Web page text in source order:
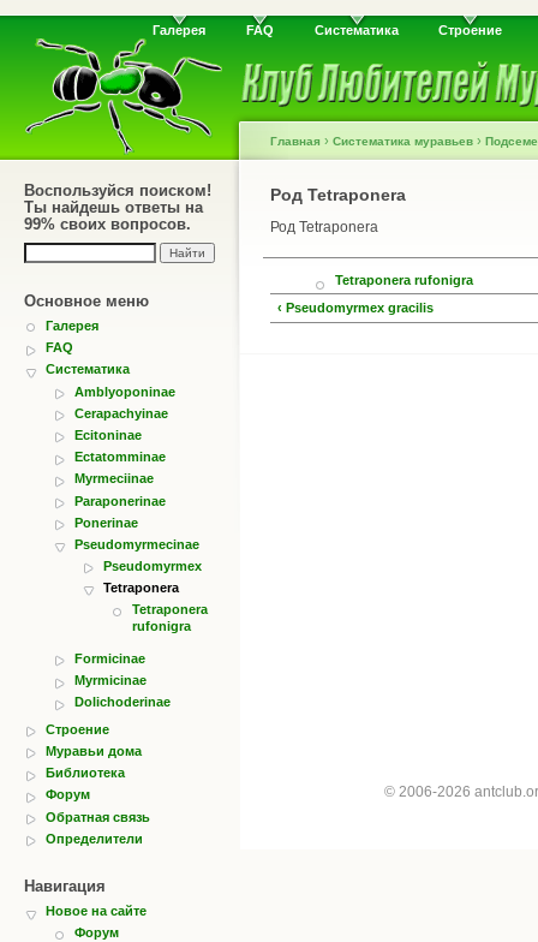
Галерея FAQ Систематика Строение
Воспользуйся поиском!
Ты найдешь ответы на
99% своих вопросов.
Основное меню
Галерея
FAQ
Систематика
Amblyoponinae
Cerapachyinae
Ecitoninae
Ectatomminae
Myrmeciinae
Paraponerinae
Ponerinae
Pseudomyrmecinae
Pseudomyrmex
Tetraponera
Tetraponera
rufonigra
Formicinae
Myrmicinae
Dolichoderinae
Строение
Муравьи дома
Библиотека
Форум
Обратная связь
Определители
Навигация
Новое на сайте
Форум
Главная › Систематика муравьев ›
Род Tetraponera
Род Tetraponera
Tetraponera rufonigra
‹ Pseudomyrmex gracilis
© 2006-2026